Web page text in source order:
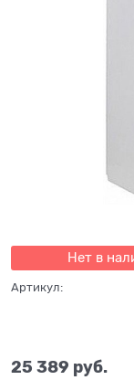
Нет в
Артикул:
25 389 руб.